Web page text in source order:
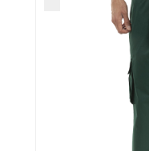
پالتو مردانه
کت مردانه